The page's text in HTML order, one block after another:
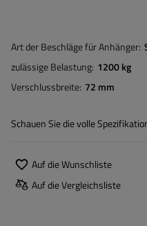
Art der Beschläge für Anhänger
zulässige Belastung 1200 kg
Verschlussbreite 72 mm
Schauen Sie die volle
Auf die Wunschliste
Auf die Vergleichsliste